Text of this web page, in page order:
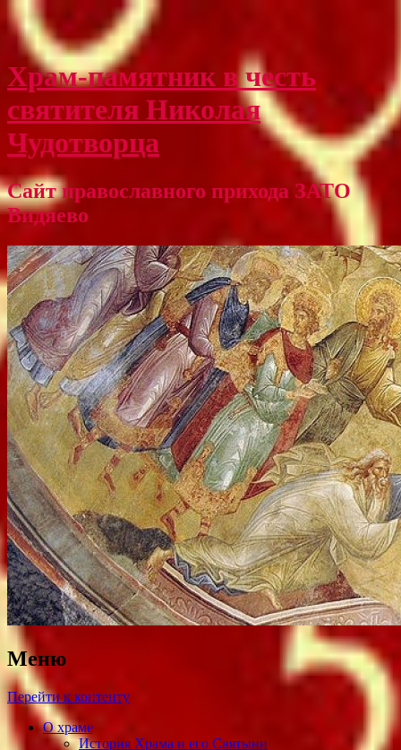
Храм-памятник в честь
святителя Николая
Чудотворца
Сайт православного прихода ЗАТО
Видяево
Меню
Перейти к контенту
О храме
История Храма и его Святыни